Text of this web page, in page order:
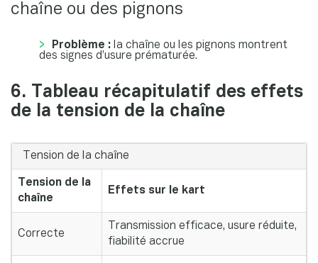
chaîne ou des pignons
Problème : la chaîne ou les pignons montrent
des signes d’usure prématurée.
6. Tableau récapitulatif des effets
de la tension de la chaîne
Tension de la chaîne
Tension de la
chaîne
Effets sur le kart
Correcte
Transmission efficace, usure réduite,
fiabilité accrue